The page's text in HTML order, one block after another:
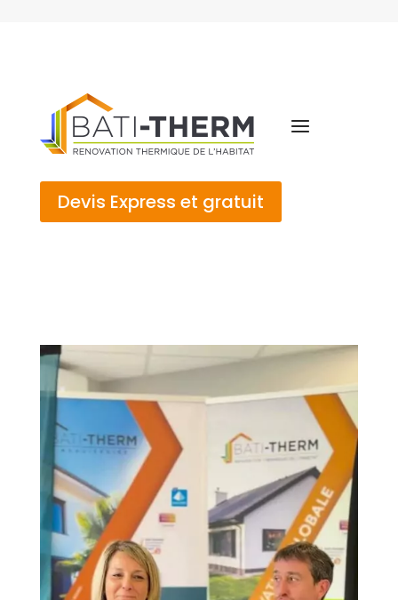
Devis Express et gratuit